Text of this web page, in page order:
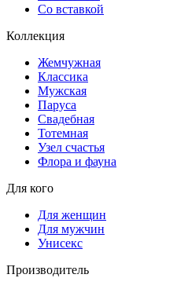
Со вставкой
Коллекция
Жемчужная
Классика
Мужская
Паруса
Свадебная
Тотемная
Узел счастья
Флора и фауна
Для кого
Для женщин
Для мужчин
Унисекс
Производитель